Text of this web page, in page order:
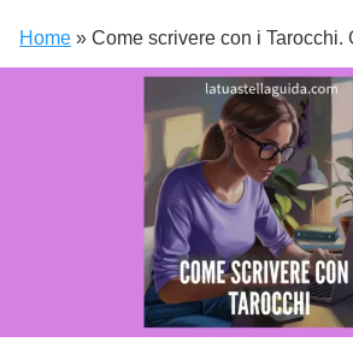
Home » Come scrivere con i Tarocchi.